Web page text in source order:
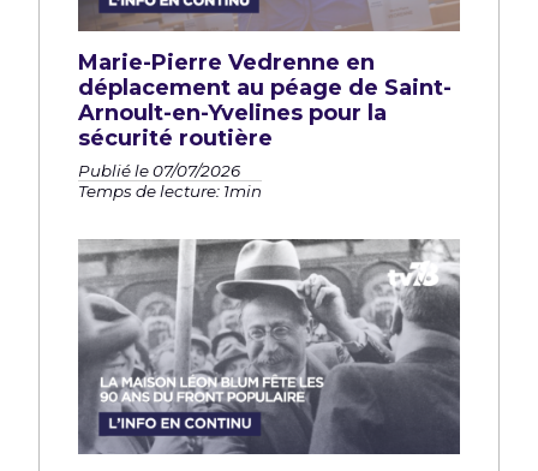
Marie-Pierre Vedrenne en
déplacement au péage de Saint-
Arnoult-en-Yvelines pour la
sécurité routière
Publié le 07/07/2026
Temps de lecture: 1min